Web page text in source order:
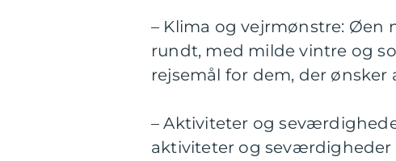
– Klima og vejrmønstre: Øen
rundt, med milde vintre og
rejsemål for dem, der
– Aktiviteter og
aktiviteter og seværdigheder